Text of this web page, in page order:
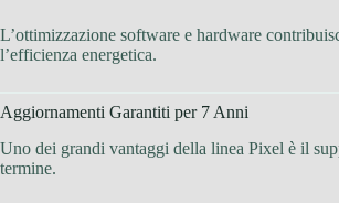
L’ottimizzazione software e hardware
l’efficienza energetica.
Aggiornamenti Garantiti per 7 Anni
Uno dei grandi vantaggi della linea Pixel è il
termine.